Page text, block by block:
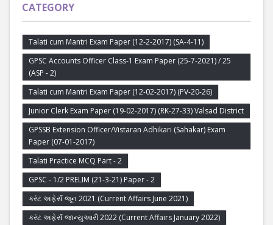
CATEGORY
Talati cum Mantri Exam Paper (12-2-2017) (SA-4-11)
GPSC Accounts Officer Class-1 Exam Paper (25-7-2021) / 25
(ASP - 2)
Talati cum Mantri Exam Paper (12-02-2017) (PV-20-26)
Junior Clerk Exam Paper (19-02-2017) (RK-27-33) Valsad District
GPSSB Extension Officer/Vistaran Adhikari (Sahakar) Exam
Paper (07-01-2017)
Talati Practice MCQ Part - 2
GPSC - 1/2 PRELIM (21-3-21) Paper - 2
કરંટ અફેર્સ જૂન 2021 (Current Affairs June 2021)
કરંટ અફેર્સ જાન્યુઆરી 2022 (Current Affairs January 2022)